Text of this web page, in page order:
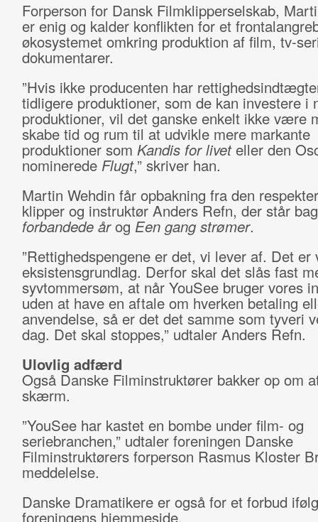
Forperson for Dansk Filmklipperselskab,
er enig og kalder konflikten for et
økosystemet omkring produktion af film, tv-
dokumentarer.
”Hvis ikke producenten har
tidligere produktioner, som de kan investere i
produktioner, vil det ganske enkelt ikke være
skabe tid og rum til at udvikle mere markante
produktioner som Kandis for liveteller den
nominerede Flugt,” skriver han.
Martin Wehdin får opbakning fra den
klipper og instruktør Anders Refn, der står
forbandede årog Een gang strømer.
”Rettighedspengene er det, vi lever af. Det er
eksistensgrundlag. Derfor skal det slås fast
syvtommersøm, at når YouSee bruger vores
uden at have en aftale om hverken betaling
anvendelse, så er det det samme som tyveri
dag. Det skal stoppes,” udtaler Anders Refn.
Ulovlig adfærd
Også Danske Filminstruktører bakker op om
skærm.
”YouSee har kastet en bombe under film- og
seriebranchen,” udtaler foreningen Danske
Filminstruktørers forperson Rasmus Kloster
meddelelse.
Danske Dramatikere er også for et forbud
foreningens hjemmeside.